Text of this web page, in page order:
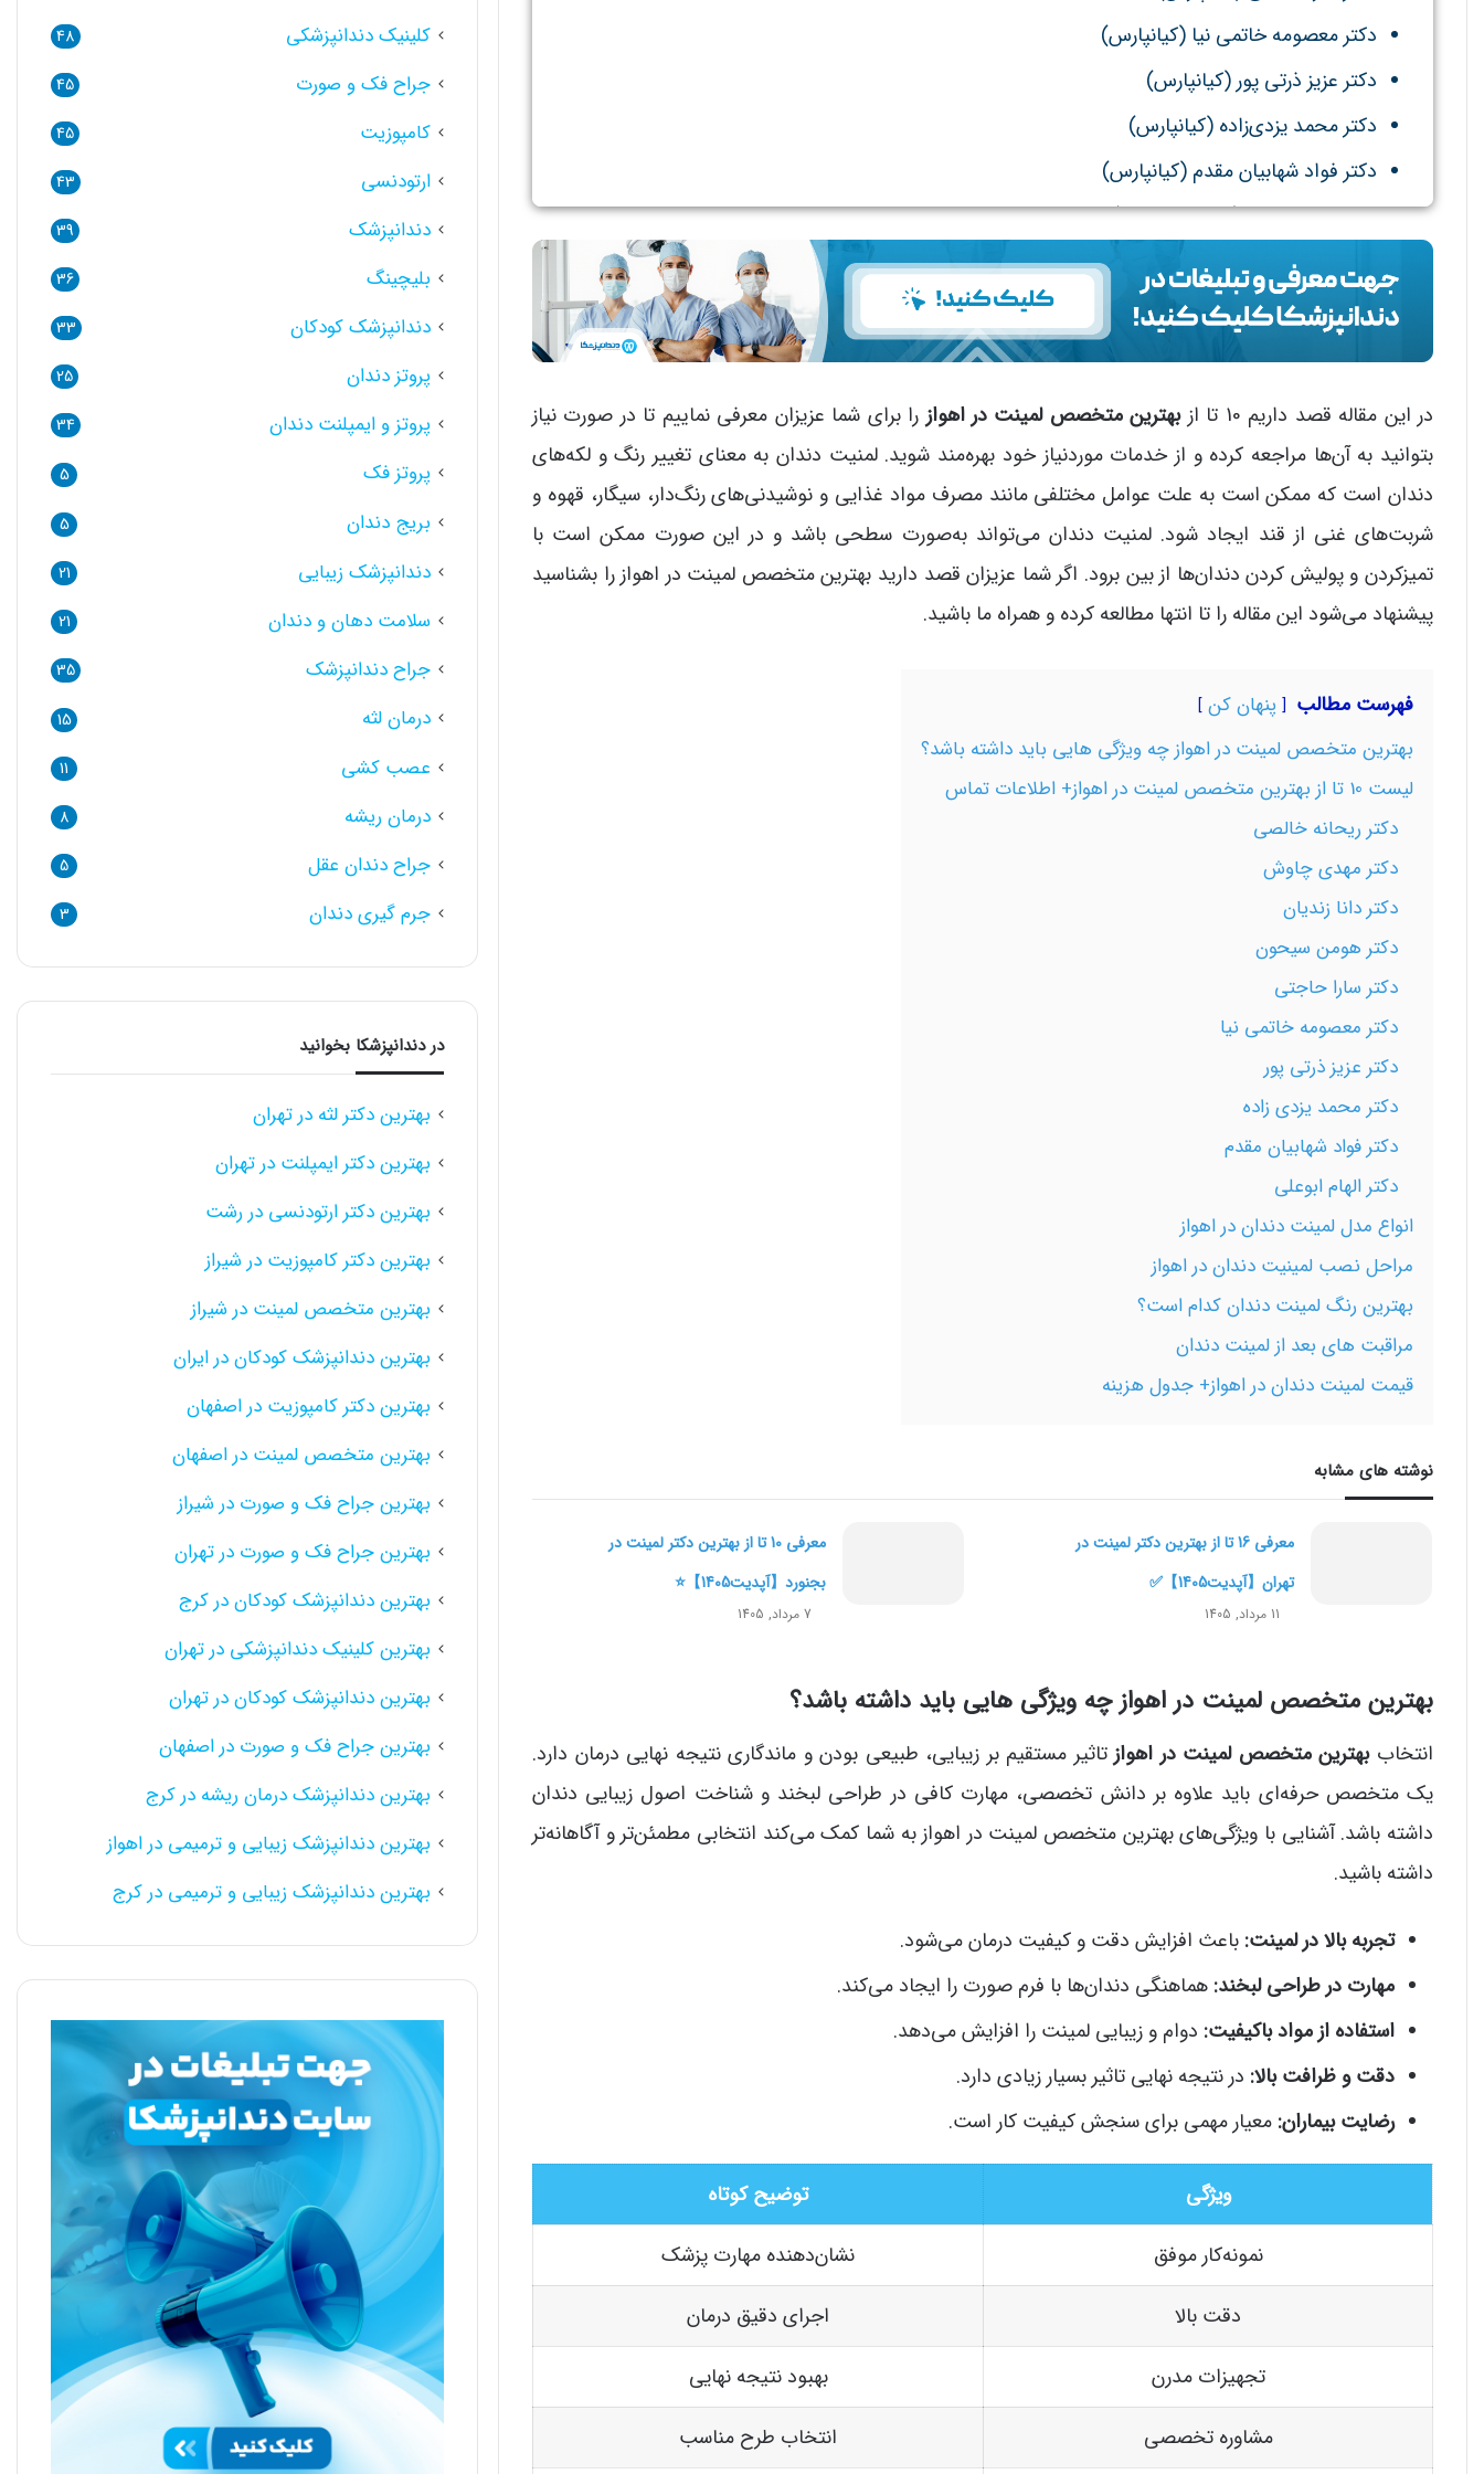
دکتر معصومه خاتمی نیا (کیانپارس)
دکتر عزیز ذرتی پور (کیانپارس)
دکتر محمد یزدی‌زاده (کیانپارس)
دکتر فواد شهابیان مقدم (کیانپارس)
دکتر الهام ابوعلی (زیتون کارمندی)
در این مقاله قصد داریم 10 تا از بهترین متخصص لمینت در اهواز را برای شما عزیزان معرفی نماییم تا در صورت نیاز
بتوانید به آن‌ها مراجعه کرده و از خدمات موردنیاز خود بهره‌مند شوید. لمنیت دندان به معنای تغییر رنگ و لکه‌های
دندان است که ممکن است به علت عوامل مختلفی مانند مصرف مواد غذایی و نوشیدنی‌های رنگ‌دار، سیگار، قهوه و
شربت‌های غنی از قند ایجاد شود. لمنیت دندان می‌تواند به‌صورت سطحی باشد و در این صورت ممکن است با
تمیزکردن و پولیش کردن دندان‌ها از بین برود. اگر شما عزیزان قصد دارید بهترین متخصص لمینت در اهواز را بشناسید
پیشنهاد می‌شود این مقاله را تا انتها مطالعه کرده و همراه ما باشید.
فهرست مطالب
پنهان کن
بهترین متخصص لمینت در اهواز چه ویژگی هایی باید داشته باشد؟
لیست 10 تا از بهترین متخصص لمینت در اهواز+ اطلاعات تماس
دکتر ریحانه خالصی
دکتر مهدی چاوش
دکتر دانا زندیان
دکتر هومن سیحون
دکتر سارا حاجتی
دکتر معصومه خاتمی نیا
دکتر عزیز ذرتی پور
دکتر محمد یزدی زاده
دکتر فواد شهابیان مقدم
دکتر الهام ابوعلی
انواع مدل لمینت دندان در اهواز
مراحل نصب لمینیت دندان در اهواز
بهترین رنگ لمینت دندان کدام است؟
مراقبت های بعد از لمینت دندان
قیمت لمینت دندان در اهواز+ جدول هزینه
نوشته های مشابه
معرفی 16 تا از بهترین دکتر لمینت در
تهران【آپدیت1405】✅
11 مرداد, 1405
معرفی 10 تا از بهترین دکتر لمینت در
بجنورد【آپدیت1405】⭐️
7 مرداد, 1405
بهترین متخصص لمینت در اهواز چه ویژگی هایی باید داشته باشد؟
انتخاببهترین متخصص لمینت در اهوازتاثیر مستقیم بر زیبایی، طبیعی بودن و ماندگاری نتیجه نهایی درمان دارد.
یک متخصص حرفه‌ای باید علاوه بر دانش تخصصی، مهارت کافی در طراحی لبخند و شناخت اصول زیبایی دندان
داشته باشد. آشنایی با ویژگی‌های بهترین متخصص لمینت در اهواز به شما کمک می‌کند انتخابی مطمئن‌تر و آگاهانه‌تر
داشته باشید.
تجربه بالا در لمینت: باعث افزایش دقت و کیفیت درمان می‌شود.
مهارت در طراحی لبخند: هماهنگی دندان‌ها با فرم صورت را ایجاد می‌کند.
استفاده از مواد باکیفیت: دوام و زیبایی لمینت را افزایش می‌دهد.
دقت و ظرافت بالا: در نتیجه نهایی تاثیر بسیار زیادی دارد.
رضایت بیماران: معیار مهمی برای سنجش کیفیت کار است.
ویژگی
توضیح کوتاه
نمونه‌کار موفق
نشان‌دهنده مهارت پزشک
دقت بالا
اجرای دقیق درمان
تجهیزات مدرن
بهبود نتیجه نهایی
مشاوره تخصصی
انتخاب طرح مناسب
کلینیک دندانپزشکی
48
جراح فک و صورت 45
کامپوزیت 45
ارتودنسی 43
دندانپزشک 39
بلیچینگ 36
دندانپزشک کودکان 33
پروتز دندان 25
پروتز و ایمپلنت دندان 34
پروتز فک 5
بریج دندان 5
دندانپزشک زیبایی 21
سلامت دهان و دندان 21
جراح دندانپزشک 35
درمان لثه 15
عصب کشی 11
درمان ریشه 8
جراح دندان عقل 5
جرم گیری دندان 3
در دندانپزشکا بخوانید
بهترین دکتر لثه در تهران
بهترین دکتر ایمپلنت در تهران
بهترین دکتر ارتودنسی در رشت
بهترین دکتر کامپوزیت در شیراز
بهترین متخصص لمینت در شیراز
بهترین دندانپزشک کودکان در ایران
بهترین دکتر کامپوزیت در اصفهان
بهترین متخصص لمینت در اصفهان
بهترین جراح فک و صورت در شیراز
بهترین جراح فک و صورت در تهران
بهترین دندانپزشک کودکان در کرج
بهترین کلینیک دندانپزشکی در تهران
بهترین دندانپزشک کودکان در تهران
بهترین جراح فک و صورت در اصفهان
بهترین دندانپزشک درمان ریشه در کرج
بهترین دندانپزشک زیبایی و ترمیمی در اهواز
بهترین دندانپزشک زیبایی و ترمیمی در کرج